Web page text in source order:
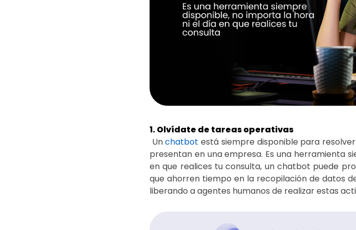
1. Olvídate de tareas operativas
Unchatbot está siempre disponible para
presentan en una empresa. Es una herramienta
en que realices tu consulta, un chatbot puede
que ahorren tiempo en la recopilación de datos
liberando a agentes humanos de realizar estas